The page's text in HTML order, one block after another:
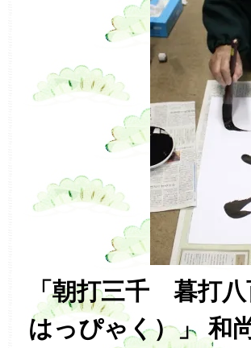
「朝打三千 暮打
はっぴゃく）」 和